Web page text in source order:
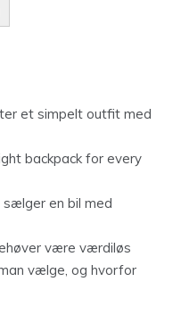
et simpelt outfit med
backpack for every
sælger en bil med
være værdiløs
vælge, og hvorfor